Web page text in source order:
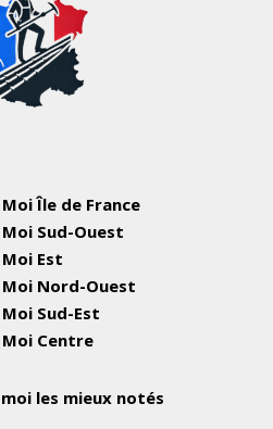
Île de France
Sud-Ouest
Est
Nord-Ouest
Sud-Est
Centre
les mieux notés